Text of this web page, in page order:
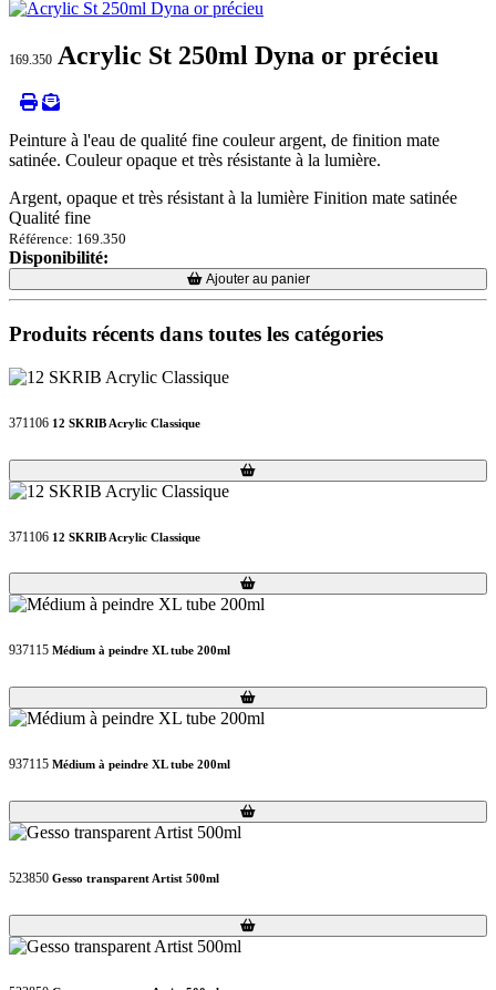
169.350 Acrylic St 250ml Dyna or précieu
Peinture à l'eau de qualité fine couleur argent, de finition mate
satinée. Couleur opaque et très résistante à la lumière.
Argent, opaque et très résistant à la lumière Finition mate satinée
Qualité fine
Référence: 169.350
Disponibilité:
Loading...
Loading... Ajouter au panier
Produits récents dans toutes les catégories
371106 12 SKRIB Acrylic Classique
Loading...
Loading...
371106 12 SKRIB Acrylic Classique
Loading...
Loading...
937115 Médium à peindre XL tube 200ml
Loading...
Loading...
937115 Médium à peindre XL tube 200ml
Loading...
Loading...
523850 Gesso transparent Artist 500ml
Loading...
Loading...